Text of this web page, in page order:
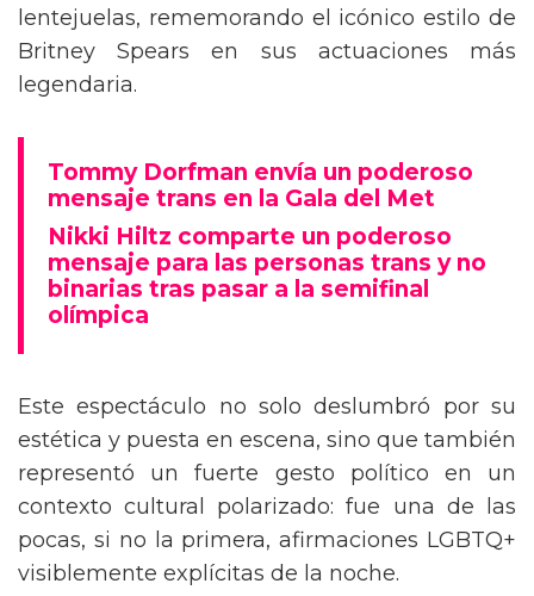
lentejuelas, rememorando el icónico estilo de
Britney Spears en sus actuaciones más
legendaria.
Tommy Dorfman envía un poderoso
mensaje trans en la Gala del Met
Nikki Hiltz comparte un poderoso
mensaje para las personas trans y no
binarias tras pasar a la semifinal
olímpica
Este espectáculo no solo deslumbró por su
estética y puesta en escena, sino que también
representó un fuerte gesto político en un
contexto cultural polarizado: fue una de las
pocas, si no la primera, afirmaciones LGBTQ+
visiblemente explícitas de la noche.